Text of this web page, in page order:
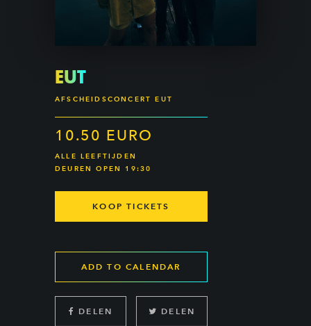
EUT
AFSCHEIDSCONCERT EUT
10.50 EURO
ALLE LEEFTIJDEN
DEUREN OPEN 19:30
KOOP TICKETS
ADD TO CALENDAR
DELEN DELEN